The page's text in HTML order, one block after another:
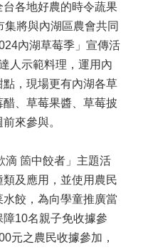
各地好農的時令蔬果
將與內湖區農會共同
內湖草莓季」宣傳活
人示範料理，運用內
，現場更有內湖各草
、草莓果醬、草莓披
來參與。
滴 箇中餃者」主題活
及應用，並使用農民
餃，為向學童推廣當
10名親子免收據參
元之農民收據參加，